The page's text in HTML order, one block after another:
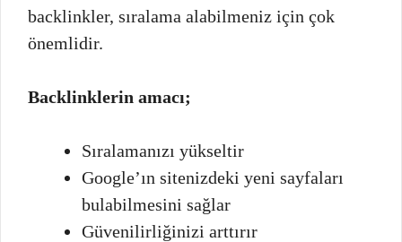
backlinkler, sıralama alabilmeniz için çok
önemlidir.
Backlinklerin amacı;
Sıralamanızı yükseltir
Google’ın sitenizdeki yeni sayfaları
bulabilmesini sağlar
Güvenilirliğinizi arttırır